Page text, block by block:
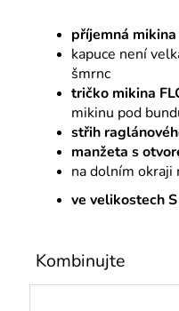
příjemná
kapuce není
šmrnc
tričko mikina
mikinu pod
střih
manžeta s
na dolním
ve velikostech